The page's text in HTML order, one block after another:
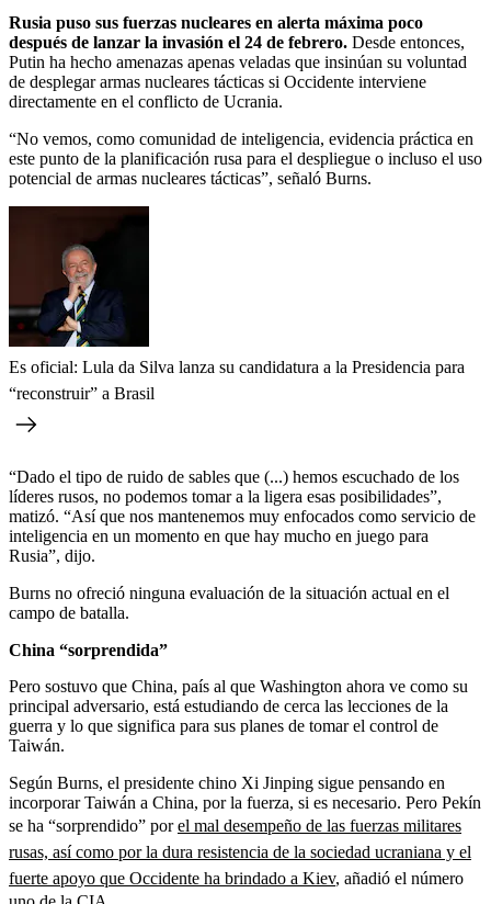
Rusia puso sus fuerzas nucleares en alerta máxima poco
después de lanzar la invasión el 24 de febrero. Desde entonces,
Putin ha hecho amenazas apenas veladas que insinúan su voluntad
de desplegar armas nucleares tácticas si Occidente interviene
directamente en el conflicto de Ucrania.
“No vemos, como comunidad de inteligencia, evidencia práctica en
este punto de la planificación rusa para el despliegue o incluso el uso
potencial de armas nucleares tácticas”, señaló Burns.
Es oficial: Lula da Silva lanza su candidatura a la Presidencia para
“reconstruir” a Brasil
“Dado el tipo de ruido de sables que (...) hemos escuchado de los
líderes rusos, no podemos tomar a la ligera esas posibilidades”,
matizó. “Así que nos mantenemos muy enfocados como servicio de
inteligencia en un momento en que hay mucho en juego para
Rusia”, dijo.
Burns no ofreció ninguna evaluación de la situación actual en el
campo de batalla.
China “sorprendida”
Pero sostuvo que China, país al que Washington ahora ve como su
principal adversario, está estudiando de cerca las lecciones de la
guerra y lo que significa para sus planes de tomar el control de
Taiwán.
Según Burns, el presidente chino Xi Jinping sigue pensando en
incorporar Taiwán a China, por la fuerza, si es necesario. Pero Pekín
se ha “sorprendido” porel mal desempeño de las fuerzas militares
rusas, así como por la dura resistencia de la sociedad ucraniana y el
fuerte apoyo que Occidente ha brindado a Kiev, añadió el número